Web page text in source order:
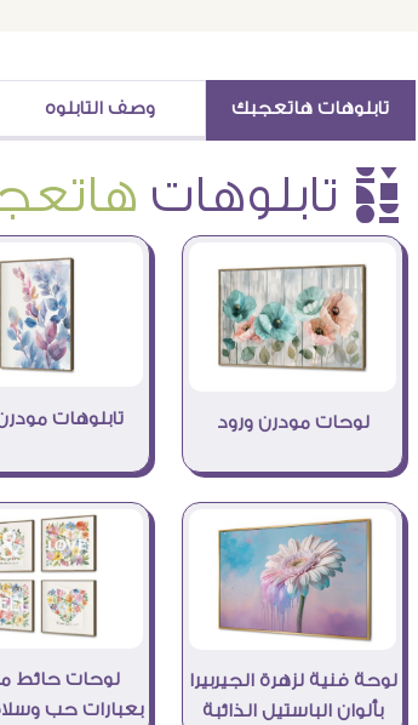
تابلوهات هاتعجبك وصف التابلوه
è تابلوهات
لوحات مودرن ورود تابلوهات
لوحة فنية لزهرة الجيربيرا
بألوان الباستيل الذائبة
لوحات حائط
بعبارات حب